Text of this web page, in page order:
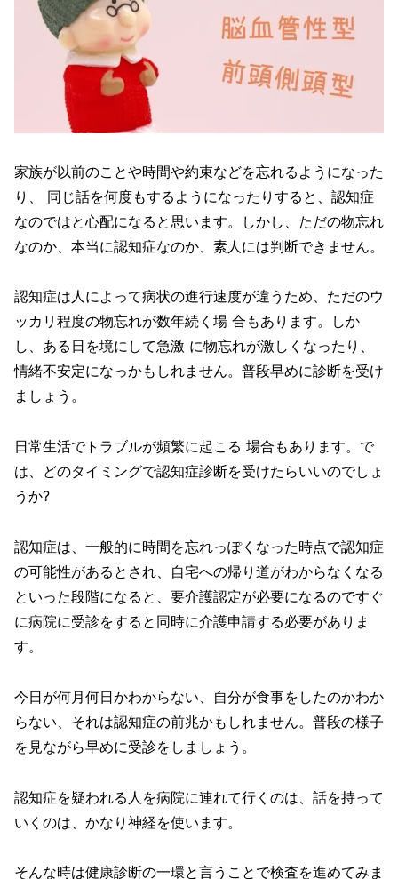
家族が以前のことや時間や約束などを忘れるようになった
り、 同じ話を何度もするようになったりすると、認知症
なのではと心配になると思います。しかし、ただの物忘れ
なのか、本当に認知症なのか、素人には判断できません。
認知症は人によって病状の進行速度が違うため、ただのウ
ッカリ程度の物忘れが数年続く場 合もあります。しか
し、ある日を境にして急激 に物忘れが激しくなったり、
情緒不安定になっかもしれません。普段早めに診断を受け
ましょう。
日常生活でトラブルが頻繁に起こる 場合もあります。で
は、どのタイミングで認知症診断を受けたらいいのでしょ
うか?
認知症は、一般的に時間を忘れっぽくなった時点で認知症
の可能性があるとされ、自宅への帰り道がわからなくなる
といった段階になると、要介護認定が必要になるのですぐ
に病院に受診をすると同時に介護申請する必要がありま
す。
今日が何月何日かわからない、自分が食事をしたのかわか
らない、それは認知症の前兆かもしれません。普段の様子
を見ながら早めに受診をしましょう。
認知症を疑われる人を病院に連れて行くのは、話を持って
いくのは、かなり神経を使います。
そんな時は健康診断の一環と言うことで検査を進めてみま